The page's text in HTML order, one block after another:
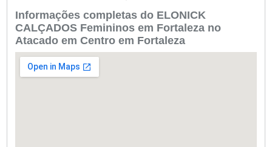
Informações completas do ELONICK
CALÇADOS Femininos em Fortaleza no
Atacado em Centro em Fortaleza